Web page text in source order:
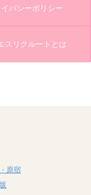
イバシーポリシー
スリクルートとは
原宿